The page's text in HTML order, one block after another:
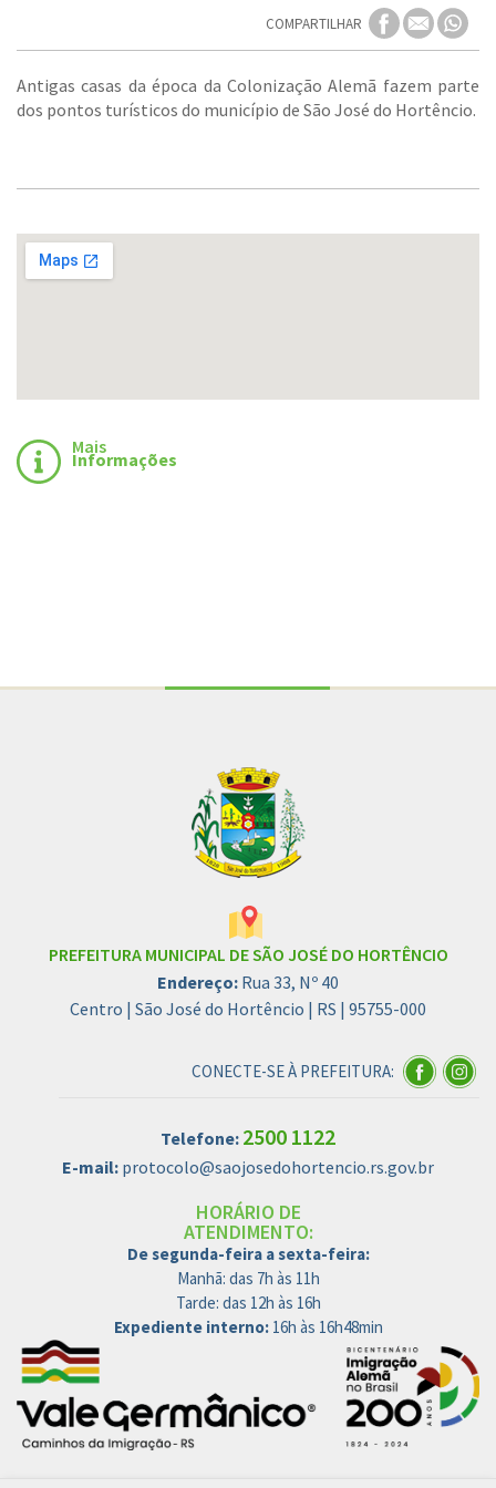
COMPARTILHAR
Antigas casas da época da Colonização Alemã fazem parte
dos pontos turísticos do município de São José do Hortêncio.
Mais
Informações
PREFEITURA MUNICIPAL DE SÃO JOSÉ DO HORTÊNCIO
Endereço: Rua 33, Nº 40
Centro | São José do Hortêncio | RS | 95755-000
CONECTE-SE À PREFEITURA:
Telefone: 2500 1122
E-mail: protocolo@saojosedohortencio.rs.gov.br
HORÁRIO DE
ATENDIMENTO:
De segunda-feira a sexta-feira:
Manhã: das 7h às 11h
Tarde: das 12h às 16h
Expediente interno: 16h às 16h48min